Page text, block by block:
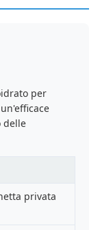
per
delle
privata